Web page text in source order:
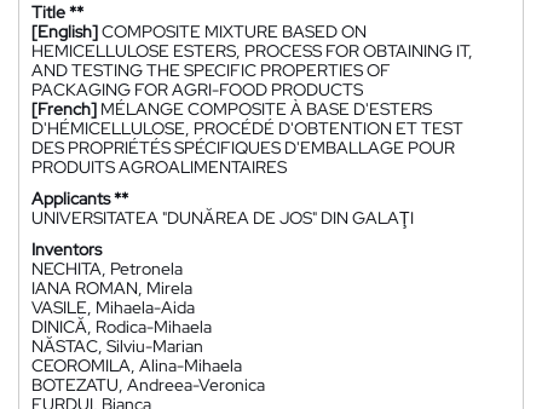
Title **
[English]COMPOSITE MIXTURE BASED ON
HEMICELLULOSE ESTERS, PROCESS FOR OBTAINING IT,
AND TESTING THE SPECIFIC PROPERTIES OF
PACKAGING FOR AGRI-FOOD PRODUCTS
[French] MÉLANGE COMPOSITE À BASE D'ESTERS
D'HÉMICELLULOSE, PROCÉDÉ D'OBTENTION ET TEST
DES PROPRIÉTÉS SPÉCIFIQUES D'EMBALLAGE POUR
PRODUITS AGROALIMENTAIRES
Applicants **
UNIVERSITATEA "DUNĂREA DE JOS" DIN GALAŢI
Inventors
NECHITA, Petronela
IANA ROMAN, Mirela
VASILE, Mihaela-Aida
DINICĂ, Rodica-Mihaela
NĂSTAC, Silviu-Marian
CEOROMILA, Alina-Mihaela
BOTEZATU, Andreea-Veronica
FURDUI, Bianca